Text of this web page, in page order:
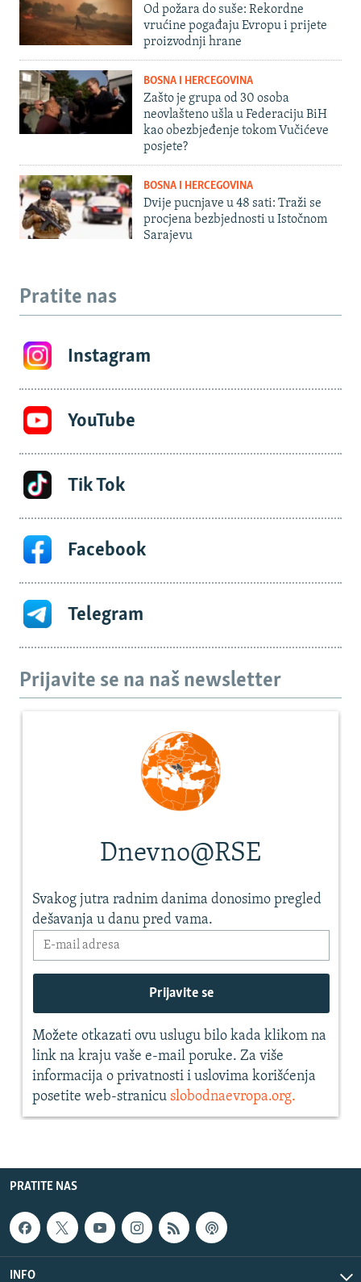
Od požara do suše: Rekordne
vrućine pogađaju Evropu i prijete
proizvodnji hrane
BOSNA I HERCEGOVINA
Zašto je grupa od 30 osoba
neovlašteno ušla u Federaciju BiH
kao obezbjeđenje tokom Vučićeve
posjete?
BOSNA I HERCEGOVINA
Dvije pucnjave u 48 sati: Traži se
procjena bezbjednosti u Istočnom
Sarajevu
Pratite nas
Instagram
YouTube
Tik Tok
Facebook
Telegram
Prijavite se na naš newsletter
PRATITE NAS
INFO